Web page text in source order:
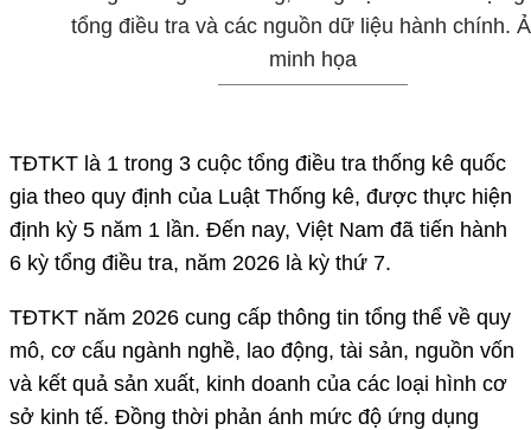
tổng điều tra và các nguồn dữ liệu hành chính.
minh họa
TĐTKT là 1 trong 3 cuộc tổng điều tra thống kê quốc
gia theo quy định của Luật Thống kê, được thực hiện
định kỳ 5 năm 1 lần. Đến nay, Việt Nam đã tiến hành
6 kỳ tổng điều tra, năm 2026 là kỳ thứ 7.
TĐTKT năm 2026 cung cấp thông tin tổng thể về quy
mô, cơ cấu ngành nghề, lao động, tài sản, nguồn vốn
và kết quả sản xuất, kinh doanh của các loại hình cơ
sở kinh tế. Đồng thời phản ánh mức độ ứng dụng